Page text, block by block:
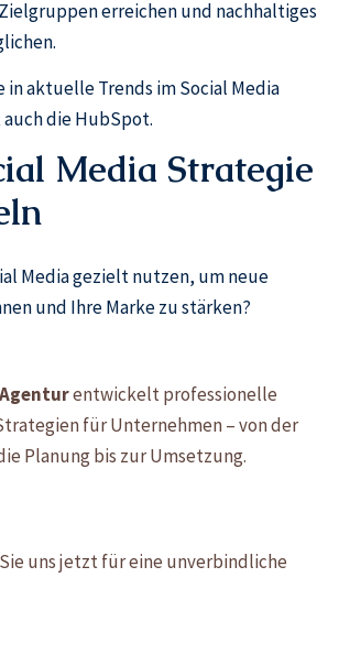
erreichen und nachhaltiges
in aktuelle Trends im Social Media
die HubSpot.
Media Strategie
Media gezielt nutzen, um neue
und Ihre Marke zu stärken?
entwickelt professionelle
für Unternehmen – von der
Planung bis zur Umsetzung.
uns jetzt für eine unverbindliche